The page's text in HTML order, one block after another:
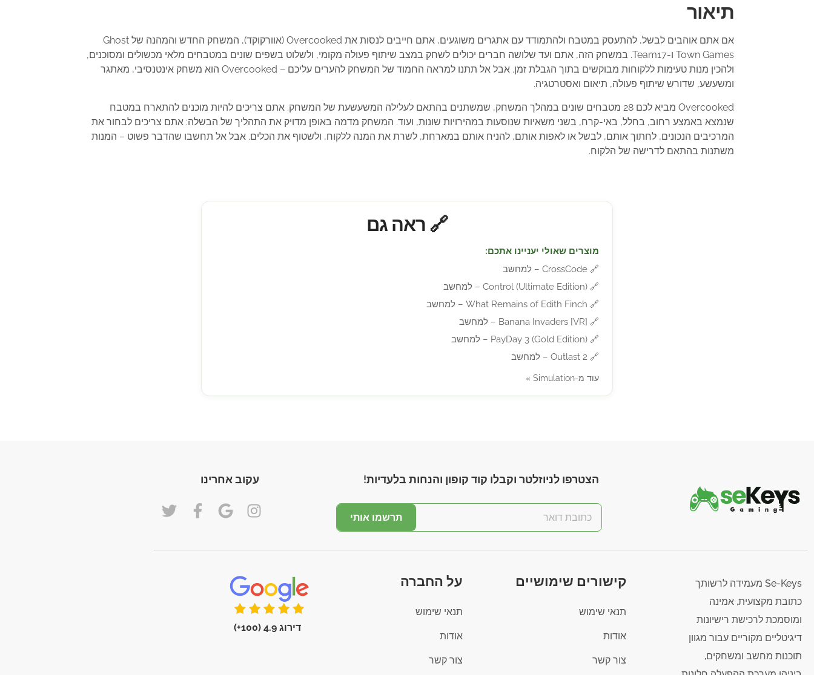
תיאור
אם אתם אוהבים לבשל, להתעסק במטבח ולהתמודד עם אתגרים משוגעים, אתם חייבים לנסות את Overcooked (אוורקוקד), המשחק החדש והמהנה של Ghost
Town Games ו-Team17. במשחק הזה, אתם ועד שלושה חברים יכולים לשחק במצב שיתוף פעולה מקומי, ולשלוט בשפים שונים במטבחים מלאי מכשולים ומסוכנים,
ולהכין מנות טעימות ללקוחות מבוקשים בתוך הגבלת זמן. אבל אל תתנו למראה החמוד של המשחק להערים עליכם – Overcooked הוא משחק אינטנסיבי, מאתגר
ומשעשע, שדורש שיתוף פעולה, תיאום ואסטרטגיה.
Overcooked מביא לכם 28 מטבחים שונים במהלך המשחק, שמשתנים בהתאם לעלילה המשעשעת של המשחק. אתם צריכים להיות מוכנים להתארח במטבח
שנמצא באמצע רחוב, בחלל, באי-קרח, בשני משאיות שנוסעות במהירויות שונות, ועוד. המשחק מדמה באופן מדויק את התהליך של הבשלה: אתם צריכים לבחור את
המרכיבים הנכונים, לחתוך אותם, לבשל או לאפות אותם, להניח אותם במארחת, לשרת את המנה ללקוח, ולשטוף את הכלים. אבל אל תחשבו שהדבר פשוט – המנות
משתנות בהתאם לדרישה של הלקוח.
🔗 ראה גם
מוצרים שאולי יעניינו אתכם:
🔗 CrossCode – למחשב
🔗 Control (Ultimate Edition) – למחשב
🔗 What Remains of Edith Finch – למחשב
🔗 Banana Invaders [VR] – למחשב
🔗 PayDay 3 (Gold Edition) – למחשב
🔗 Outlast 2 – למחשב
עוד מ-Simulation »
הצטרפו לניוזלטר וקבלו קוד קופון והנחות בלעדיות!
תרשמו אותי
עקוב אחרינו
Se-Keys מעמידה לרשותך
כתובת מקצועית, אמינה
ומוסמכת לרכישת רישיונות
דיגיטליים מקוריים עבור מגוון
תוכנות מחשב ומשחקים,
קישורים שימושיים
תנאי שימוש
אודות
צור קשר
על החברה
תנאי שימוש
אודות
צור קשר
דירוג 4.9 (100+)